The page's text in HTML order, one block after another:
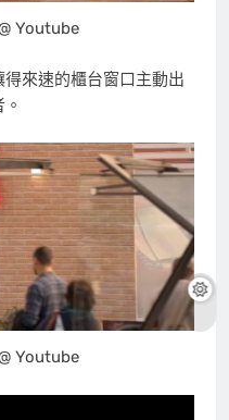
Youtube
來速的櫃台窗口主動出
Youtube